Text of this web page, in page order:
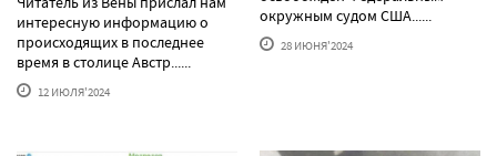
интересную информацию о
происходящих в последнее
время в столице Австр......
12 ИЮЛЯ'2024
окружным судом США......
28 ИЮНЯ'2024